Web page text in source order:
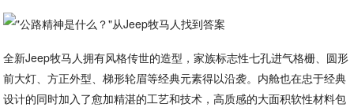
全新Jeep牧马人拥有风格传世的造型，家族标志性七孔进气格栅、圆形
前大灯、方正外型、梯形轮眉等经典元素得以沿袭。内舱也在忠于经典
设计的同时加入了愈加精湛的工艺和技术，高质感的大面积软性材料包